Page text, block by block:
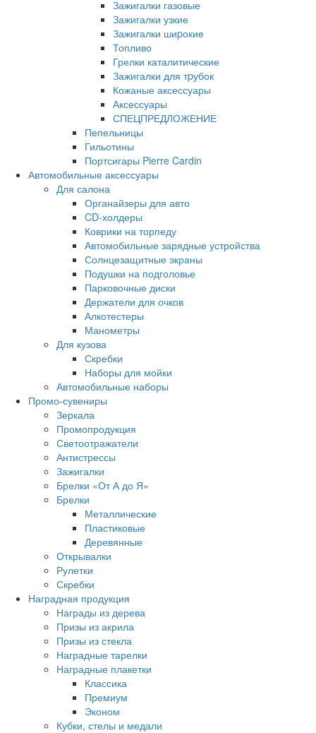
Зажигалки газовые
Зажигалки узкие
Зажигалки шиpокие
Топливо
Грелки каталитические
Зажигалки для тpубок
Кожаные аксессуары
Аксессуары
СПЕЦПРЕДЛОЖЕНИЕ
Пепельницы
Гильотины
Портсигары Pierre Cardin
Автомобильные аксессуары
Для салона
Органайзеры для авто
CD-холдеры
Коврики на торпеду
Автомобильные зарядные устройства
Солнцезащитные экраны
Подушки на подголовье
Парковочные диски
Держатели для очков
Алкотестеры
Манометры
Для кузова
Скребки
Наборы для мойки
Автомобильные наборы
Промо-сувениры
Зеркала
Промопродукция
Светоотражатели
Антистрессы
Зажигалки
Брелки «От А до Я»
Брелки
Металлические
Пластиковые
Деревянные
Открывалки
Рулетки
Скребки
Наградная продукция
Награды из дерева
Призы из акрила
Призы из стекла
Наградные тарелки
Наградные плакетки
Классика
Премиум
Эконом
Кубки, стелы и медали